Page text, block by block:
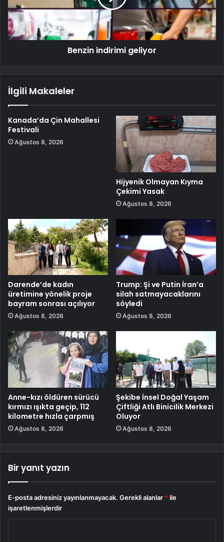
Benzin indirimi geliyor
İlgili Makaleler
Kanada’da Çin Mahallesi
Festivali
Ağustos 8, 2026
Hijyenik Olmayan Kıyma
Çekimi Yasak
Ağustos 8, 2026
Darende’de kadın
üretimine yönelik proje
bayram sonrası açılıyor
Ağustos 8, 2026
Trump: Şi ve Putin İran’a
silah satmayacaklarını
söyledi
Ağustos 8, 2026
Anne-kızı öldüren sürücü
kırmızı ışıkta geçip, 112
kilometre hızla çarpmış
Ağustos 8, 2026
Şekibe İnsel Doğal Yaşam
Çiftliği Atlı Binicilik Merkezi
Oluyor
Ağustos 8, 2026
Bir yanıt yazın
E-posta adresiniz yayınlanmayacak. Gerekli alanlar * ile
işaretlenmişlerdir